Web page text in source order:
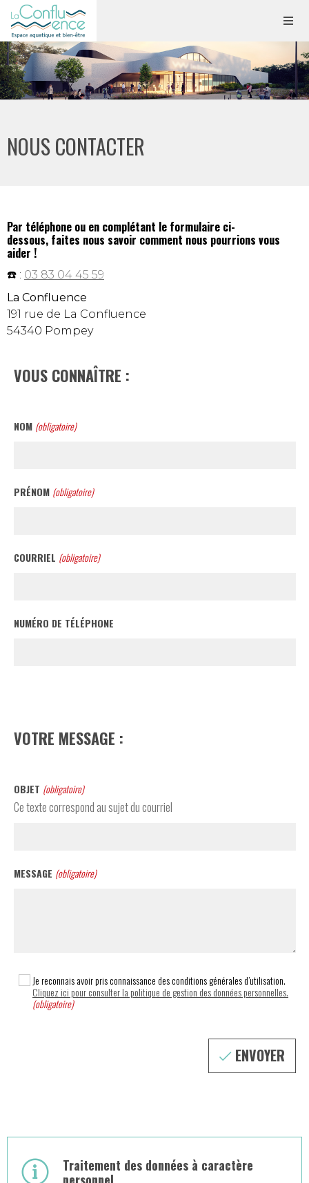
NOUS CONTACTER
Par téléphone ou en complétant le formulaire ci-
dessous, faites nous savoir comment nous pourrions vous
aider !
☎️ : 03 83 04 45 59
La Confluence
191 rue de La Confluence
54340 Pompey
VOUS CONNAÎTRE :
NOM (obligatoire)
PRÉNOM (obligatoire)
COURRIEL (obligatoire)
NUMÉRO DE TÉLÉPHONE
VOTRE MESSAGE :
OBJET (obligatoire)
Ce texte correspond au sujet du courriel
MESSAGE (obligatoire)
Je reconnais avoir pris connaissance des conditions générales d’utilisation.
Cliquez ici pour consulter la politique de gestion des données personnelles.
(obligatoire)
ENVOYER
Traitement des données à caractère
personnel